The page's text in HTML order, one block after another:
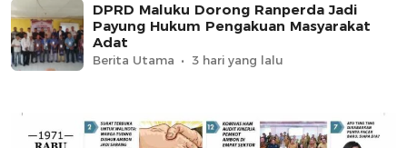
DPRD Maluku Dorong Ranperda Jadi
Payung Hukum Pengakuan Masyarakat
Adat
Berita Utama 3 hari yang lalu